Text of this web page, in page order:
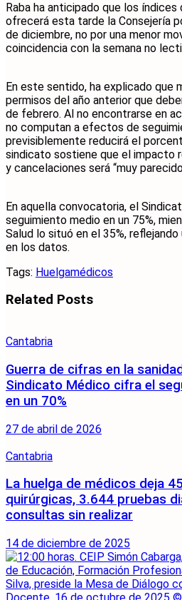
Raba ha anticipado que los
ofrecerá esta tarde la Consejería
de diciembre, no por una menor
coincidencia con la semana no
En este sentido, ha explicado que
permisos del año anterior que
de febrero. Al no encontrarse en
no computan a efectos de
previsiblemente reducirá el
sindicato sostiene que el impacto
y cancelaciones será “muy
En aquella convocatoria, el
seguimiento medio en un 75%,
Salud lo situó en el 35%,
en los datos.
Tags: Huelgamédicos
Related Posts
Cantabria
Guerra de cifras en la
Sindicato Médico cifra el
en un 70%
27 de abril de 2026
Cantabria
La huelga de médicos deja
quirúrgicas, 3.644 pruebas
consultas sin realizar
14 de diciembre de 2025